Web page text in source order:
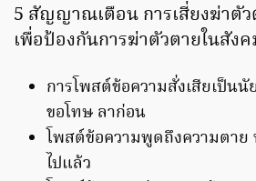
5 สัญญาณเตือน การเสี่ยงฆ่าตัว
เพื่อป้องกันการฆ่าตัวตายในสัง
การโพสต์ข้อความสั่งเสียเป็น
ขอโทษ ลาก่อน
โพสต์ข้อความพูดถึงความตาย
ไปแล้ว